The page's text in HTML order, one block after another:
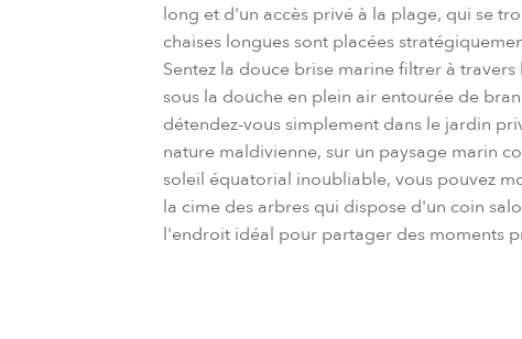
long et d'un accès privé à la plage, qui se
chaises longues sont placées
Sentez la douce brise marine filtrer à
sous la douche en plein air entourée de
détendez-vous simplement dans le jardin
nature maldivienne, sur un paysage marin
soleil équatorial inoubliable, vous pouvez
la cime des arbres qui dispose d'un coin
l'endroit idéal pour partager des moments